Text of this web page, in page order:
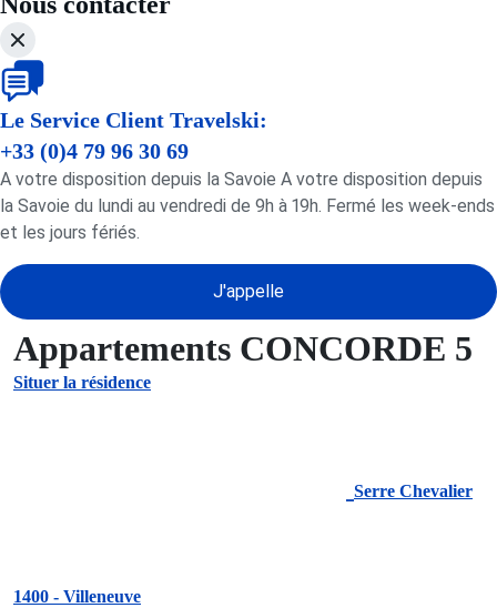
Le Service Client Travelski:
+33 (0)4 79 96 30 69
A votre disposition depuis la Savoie A votre disposition depuis
la Savoie du lundi au vendredi de 9h à 19h. Fermé les week-ends
et les jours fériés.
J'appelle
Appartements CONCORDE 5
Situer la résidence
Serre Chevalier
1400 - Villeneuve